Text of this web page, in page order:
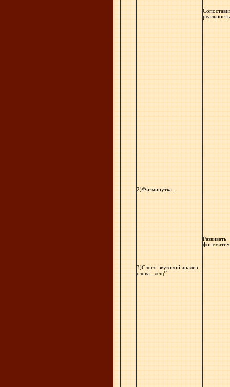
2)Физминутка.
3)Слого-звуковой анализ
слова ,,лещ’’
Развивать